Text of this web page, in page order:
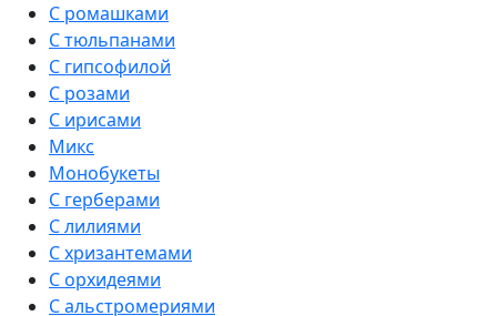
С ромашками
С тюльпанами
С гипсофилой
С розами
С ирисами
Микс
Монобукеты
С герберами
С лилиями
С хризантемами
С орхидеями
С альстромериями